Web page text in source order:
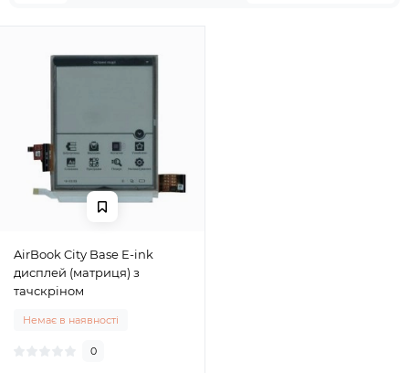
AirBook City Base E-ink
дисплей (матриця) з
тачскріном
Немає в наявності
0